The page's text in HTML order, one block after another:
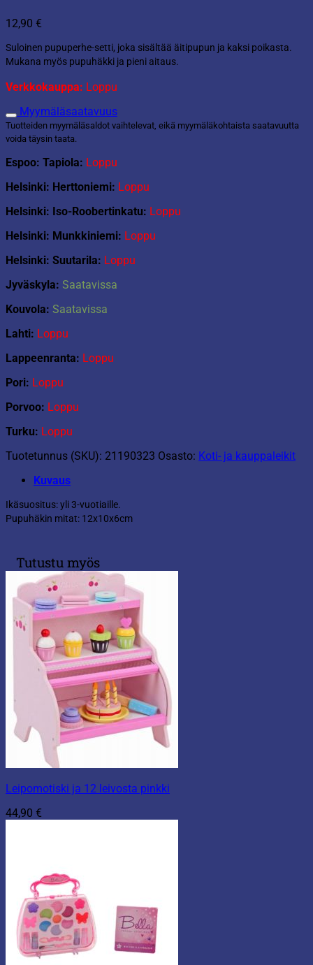
12,90 €
Suloinen pupuperhe-setti, joka sisältää äitipupun ja kaksi poikasta.
Mukana myös pupuhäkki ja pieni aitaus.
Verkkokauppa: Loppu
Myymäläsaatavuus
Tuotteiden myymäläsaldot vaihtelevat, eikä myymäläkohtaista saatavuutta
voida täysin taata.
Espoo: Tapiola: Loppu
Helsinki: Herttoniemi: Loppu
Helsinki: Iso-Roobertinkatu: Loppu
Helsinki: Munkkiniemi: Loppu
Helsinki: Suutarila: Loppu
Jyväskyla: Saatavissa
Kouvola: Saatavissa
Lahti: Loppu
Lappeenranta: Loppu
Pori: Loppu
Porvoo: Loppu
Turku: Loppu
Tuotetunnus (SKU): 21190323 Osasto: Koti- ja kauppaleikit
Kuvaus
Ikäsuositus: yli 3-vuotiaille.
Pupuhäkin mitat: 12x10x6cm
Tutustu myös
Leipomotiski ja 12 leivosta pinkki
44,90 €